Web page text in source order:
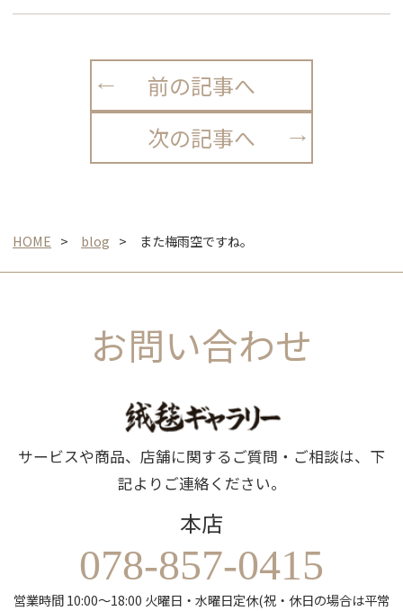
前の記事へ
次の記事へ
HOME blog また梅雨空ですね。
お問い合わせ
サービスや商品、店舗に関するご質問・ご相談は、下
記よりご連絡ください。
本店
078-857-0415
営業時間 10:00～18:00 火曜日・水曜日定休(祝・休日の場合は平常